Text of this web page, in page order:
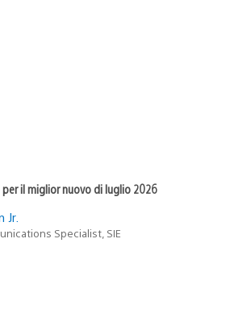
per il miglior nuovo di luglio 2026
Jr.
Specialist, SIE